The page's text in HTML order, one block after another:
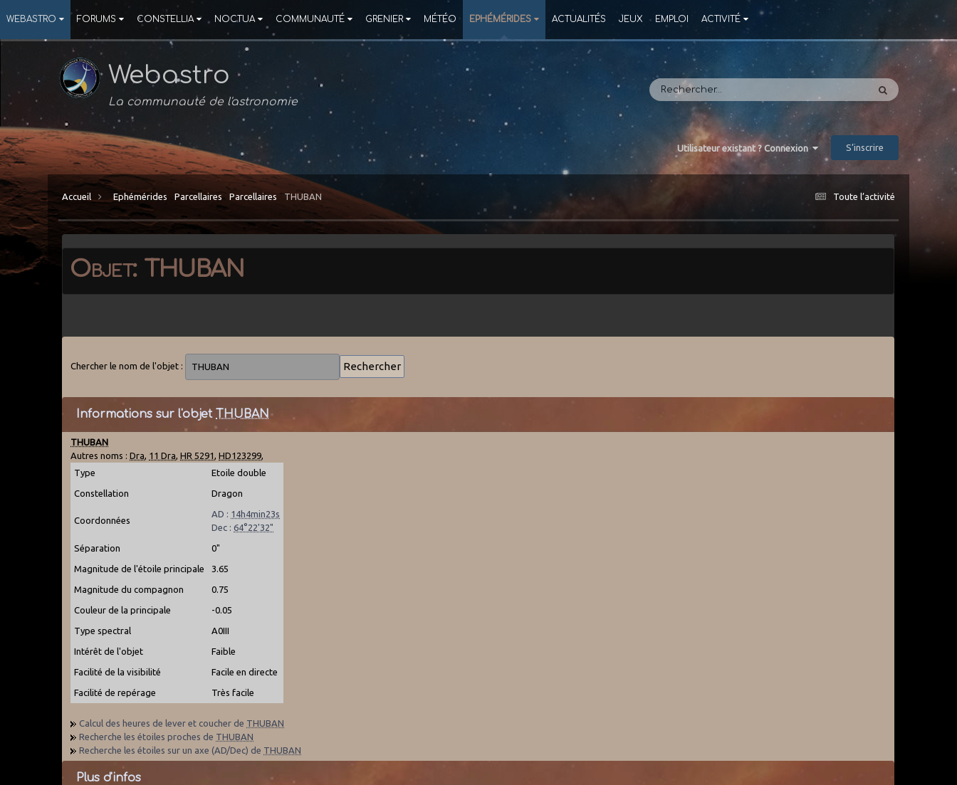
WEBASTRO FORUMS CONSTELLIA NOCTUA COMMUNAUTÉ GRENIER MÉTÉO EPHÉMÉRIDES ACTUALITÉS JEUX EMPLOI ACTIVITÉ
Webastro
La communauté de l'astronomie
Utilisateur existant ? Connexion S’inscrire
Toute l’activité
Accueil Ephémérides Parcellaires Parcellaires THUBAN
Objet: THUBAN
Chercher le nom de l'objet :
Informations sur l'objet THUBAN
THUBAN
Autres noms :Dra 11 Dra ,HR 5291 ,HD123299
Type
Etoile double
Constellation Dragon
Coordonnées
AD : 14h4min23s
Dec :64°22'32"
Séparation 0"
Magnitude de l'étoile principale 3.65
Magnitude du compagnon 0.75
Couleur de la principale -0.05
Type spectral A0III
Intérêt de l'objet Faible
Facilité de la visibilité Facile en directe
Facilité de repérage Très facile
Calcul des heures de lever et coucher de THUBAN
Recherche les étoiles proches de THUBAN
Recherche les étoiles sur un axe (AD/Dec) de THUBAN
Plus d'infos